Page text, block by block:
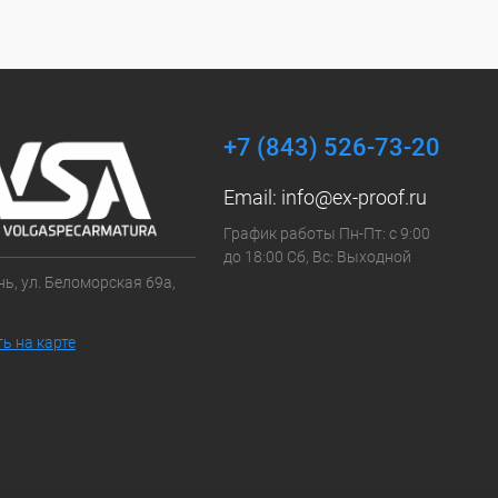
ул. Беломорская 69а,
на карте
+7 (843) 526-73-20
Email: info@ex-proof.ru
График работы Пн-Пт: с 9:00
до 18:00 Сб, Вс: Выходной